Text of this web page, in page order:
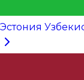
Эстония